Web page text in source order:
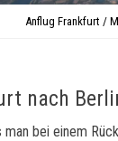
Anflug Frankfurt /
nach
man bei einem